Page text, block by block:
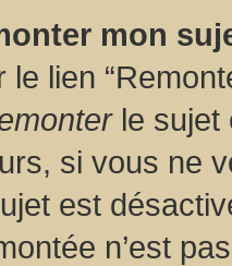
mon
le lien
le sujet
si vous ne
est
n’est